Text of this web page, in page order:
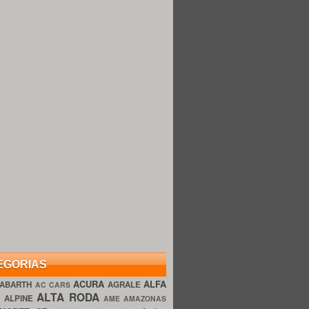
ABARTH AC CARS ACURA AGRALE ALFA
ALPINEALTA RODA AME AMAZONAS